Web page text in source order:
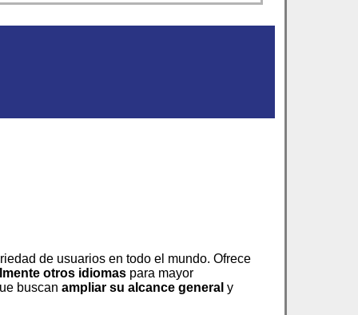
de usuarios en todo el mundo. Ofrece
otros idiomas para mayor
buscan ampliar su alcance general y